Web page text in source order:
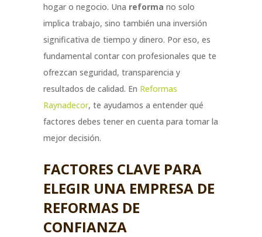
hogar o negocio. Una reforma no solo
implica trabajo, sino también una inversión
significativa de tiempo y dinero. Por eso, es
fundamental contar con profesionales que te
ofrezcan seguridad, transparencia y
resultados de calidad. En Reformas
Raynadecor, te ayudamos a entender qué
factores debes tener en cuenta para tomar la
mejor decisión.
FACTORES CLAVE PARA
ELEGIR UNA EMPRESA DE
REFORMAS DE
CONFIANZA